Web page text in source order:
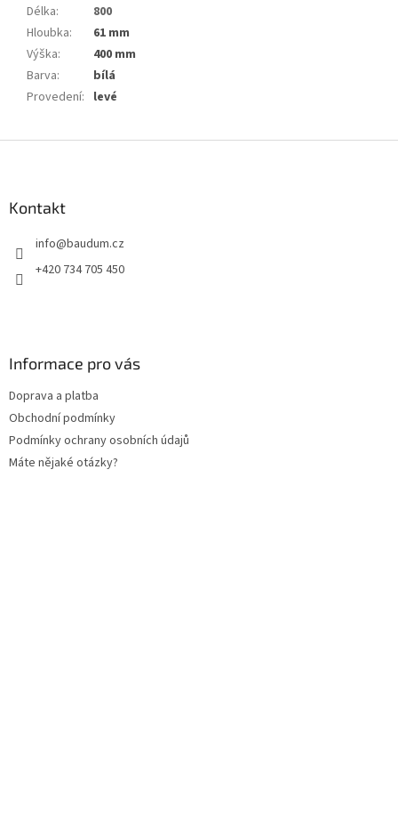
Délka:
800
Hloubka:
61 mm
Výška:
400 mm
Barva:
bílá
Provedení: levé
Kontakt
info@baudum.cz
+420 734 705 450
Informace pro vás
Doprava a platba
Obchodní podmínky
Podmínky ochrany osobních údajů
Máte nějaké otázky?